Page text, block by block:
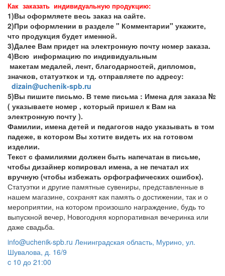
Как заказать индивидуальную продукцию:
1)Вы оформляете весь заказ на сайте.
2)При оформлении в разделе " Комментарии" укажите,
что продукция будет именной.
3)Далее Вам придет на электронную почту номер заказа.
4)Всю информацию по индивидуальным
макетам медалей, лент, благодарностей, дипломов,
значков, статуэткок и тд. отправляете по адресу:
dizain@uchenik-spb.ru
5)Вы пишите письмо. В теме письма : Имена для заказа №
( указываете номер , который пришел к Вам на
электронную почту ).
Фамилии, имена детей и педагогов надо указывать в том
падеже, в котором Вы хотите видеть их на готовом
изделии.
Текст с фамилиями должен быть напечатан в письме,
чтобы дизайнер копировал имена, а не печатал их
вручную (чтобы избежать орфографических ошибок).
Статуэтки и другие памятные сувениры, представленные в
нашем магазине, сохранят как память о достижении, так и о
мероприятии, на котором произошло награждение, будь то
выпускной вечер, Новогодняя корпоративная вечеринка или
даже свадьба.
info@uchenik-spb.ru Ленинградская область, Мурино, ул.
Шувалова, д. 16/9
c 10 до 21:00